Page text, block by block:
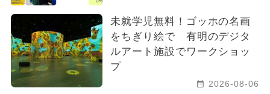
未就学児無料！ゴッホの名画
をちぎり絵で 有明のデジタ
ルアート施設でワークショッ
プ
2026-08-06